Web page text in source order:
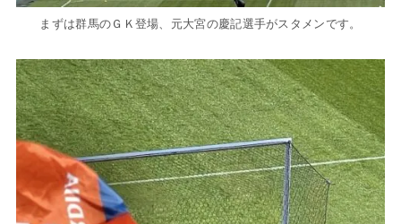
まずは群馬のＧＫ登場、元大宮の慶記選手がスタメンです。